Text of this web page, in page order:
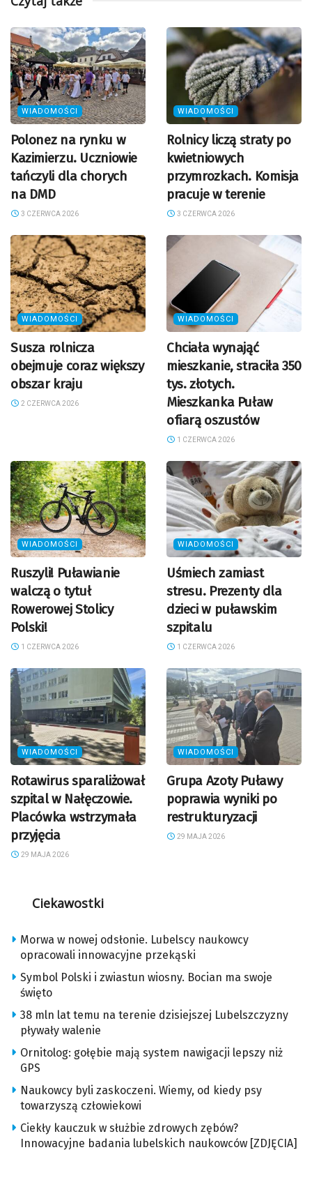
WIADOMOŚCI
Polonez na rynku w
Kazimierzu. Uczniowie
tańczyli dla chorych
na DMD
3 CZERWCA 2026
WIADOMOŚCI
Rolnicy liczą straty po
kwietniowych
przymrozkach. Komisja
pracuje w terenie
3 CZERWCA 2026
WIADOMOŚCI
Susza rolnicza
obejmuje coraz większy
obszar kraju
2 CZERWCA 2026
WIADOMOŚCI
Chciała wynająć
mieszkanie, straciła 350
tys. złotych.
Mieszkanka Puław
ofiarą oszustów
1 CZERWCA 2026
WIADOMOŚCI
Ruszyli! Puławianie
walczą o tytuł
Rowerowej Stolicy
Polski!
1 CZERWCA 2026
WIADOMOŚCI
Uśmiech zamiast
stresu. Prezenty dla
dzieci w puławskim
szpitalu
1 CZERWCA 2026
WIADOMOŚCI
Rotawirus sparaliżował
szpital w Nałęczowie.
Placówka wstrzymała
przyjęcia
29 MAJA 2026
WIADOMOŚCI
Grupa Azoty Puławy
poprawia wyniki po
restrukturyzacji
29 MAJA 2026
Ciekawostki
Morwa w nowej odsłonie. Lubelscy naukowcy
opracowali innowacyjne przekąski
Symbol Polski i zwiastun wiosny. Bocian ma swoje
święto
38 mln lat temu na terenie dzisiejszej Lubelszczyzny
pływały walenie
Ornitolog: gołębie mają system nawigacji lepszy niż
GPS
Naukowcy byli zaskoczeni. Wiemy, od kiedy psy
towarzyszą człowiekowi
Ciekły kauczuk w służbie zdrowych zębów?
Innowacyjne badania lubelskich naukowców [ZDJĘCIA]